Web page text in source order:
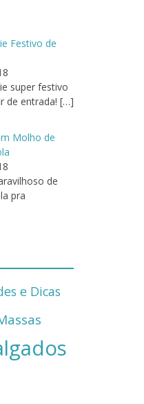
Festivo de
super festivo
de entrada! […]
Molho de
de
pra
e Dicas